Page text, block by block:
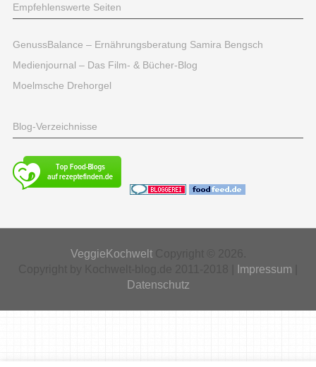
Empfehlenswerte Seiten
GenussBalance – Ernährungsberatung Samira Bengsch
Medienjournal – Das Film- & Bücher-Blog
Moelmsche Drehorgel
Blog-Verzeichnisse
VeggieKochweltCopyright © 2026.
Impressum
Datenschutz